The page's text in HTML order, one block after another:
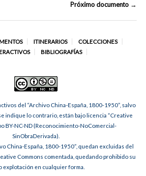
Próximo documento →
ITINERARIOS
COLECCIONES
BIBLIOGRAFÍAS
del “Archivo China-España, 1800-1950”, salvo
indique lo contrario, están bajo licencia “Creative
BY-NC-ND (Reconocimiento-NoComercial-
SinObraDerivada).
China-España, 1800-1950”, quedan excluidas del
Commons comentada, quedando prohibido su
explotación en cualquier forma.